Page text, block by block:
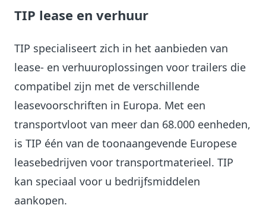
TIP lease en verhuur
TIP specialiseert zich in het aanbieden van
lease- en verhuuroplossingen voor trailers die
compatibel zijn met de verschillende
leasevoorschriften in Europa. Met een
transportvloot van meer dan 68.000 eenheden,
is TIP één van de toonaangevende Europese
leasebedrijven voor transportmaterieel. TIP
kan speciaal voor u bedrijfsmiddelen
aankopen.